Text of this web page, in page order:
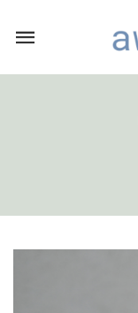
innholdet